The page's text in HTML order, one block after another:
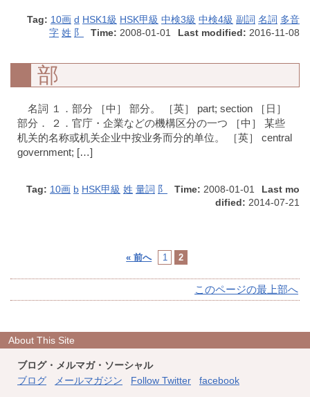
Tag: 10画 d HSK1級 HSK甲級 中検3級 中検4級 副詞 名詞 多音
字 姓 阝 Time: 2008-01-01 Last modified: 2016-11-08
部
名詞 １．部分 ［中］ 部分。 ［英］ part; section ［日］
部分． ２．官庁・企業などの機構区分の一つ ［中］ 某些
机关的名称或机关企业中按业务而分的单位。 ［英］ central
government; […]
Tag: 10画 b HSK甲級 姓 量詞 阝 Time: 2008-01-01
Last mo
dified: 2014-07-21
« 前へ 1 2
このページの最上部へ
About This Site
ブログ・メルマガ・ソーシャル
ブログ
メールマガジン Follow Twitter facebook